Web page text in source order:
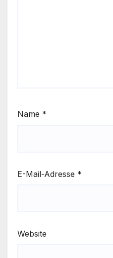
Name *
E-Mail-Adresse *
Website